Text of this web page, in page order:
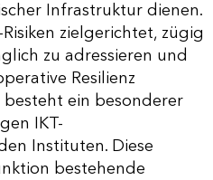
Infrastruktur dienen.
zielgerichtet, zügig
zu adressieren und
Resilienz
besteht ein besonderer
IKT-
Instituten. Diese
bestehende